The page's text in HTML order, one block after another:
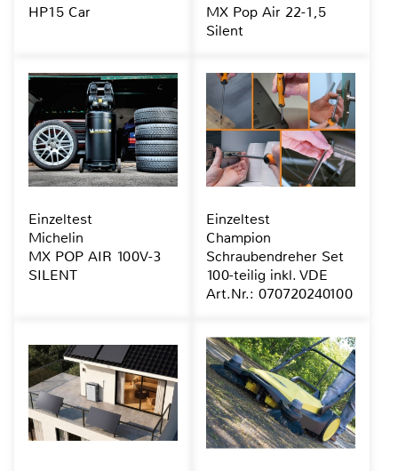
HP15 Car
MX Pop Air 22-1,5
Silent
Einzeltest
Michelin
MX POP AIR 100V-3
SILENT
Einzeltest
Champion
Schraubendreher Set
100-teilig inkl. VDE
Art.Nr.: 070720240100